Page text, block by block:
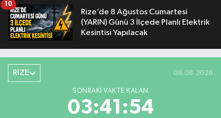
Rize’de 8 Ağustos Cumartesi
(YARIN) Günü 3 İlçede Planlı Elektrik
Kesintisi Yapılacak
10
RİZE 08.08.2026
SONRAKI VAKTE KALAN
03:41:53